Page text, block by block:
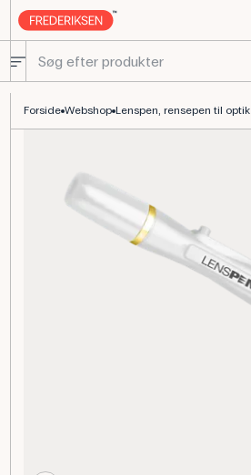
Forside Webshop Lenspen, rensepen til optik